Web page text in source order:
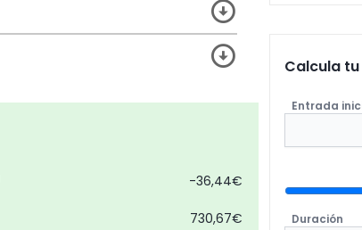
-36,44€
730,67€
Calcula
Entrada
Duración